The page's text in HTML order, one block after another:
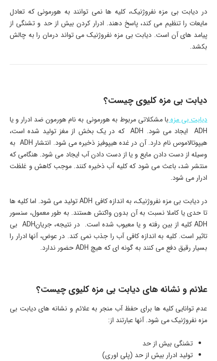
در دیابت بی مزه نفروژنیک، کلیه ها نمی توانند به هورمونی که تعادل
مایعات را تنظیم می کند، پاسخ دهند. ادرار کردن بیش از حد و تشنگی از
پیامد های آن است. دیابت بی مزه نفروژنیک می تواند درمان را به چالش
بکشد.
دیابت بی مزه کلیوی چیست؟
دیابت بی مزهبا مشکلاتی مربوط به هورمونی به نام هورمون ضد ادرار و یا
ADH ایجاد می شود. ADH که در یک بخش از مغز تولید شده است،
هیپوتالاموس نام دارد. آن در غده هیپوفیز ذخیره می شود. انتشار ADH به
وسیله از دست دادن مایع و یا از دست دادن آب ایجاد می شود. هنگامی که
منتشر شد، باعث می شود که کلیه آب ذخیره کنند. موجب کاهش و غلظت
ادرار می شود.
در دیابت بی مزه نفروژنیک، به اندازه کافی ADH تولید می شود. اما کلیه ها
تا حدی یا کاملا نسبت به آن بدون واکنش هستند. به طور معمول، سنسور
ADH کلیه از بین رفته و یا معیوب شده است. در نتیجه، جریانADH بی
تاثیر است. کلیه به اندازه کافی آب را جذب نمی کند. در عوض، آنها ادرار را
بسیار رقیق دفع می کنند به گونه ای که هیچ ADH حضور ندارد.
علائم و نشانه های دیابت بی مزه کلیوی چیست؟
عدم توانایی کلیه ها برای حفظ آب منجر به علائم و نشانه های دیابت بی
مزه نفروژنیک می شود. آنها عبارتند از:
تشنگی بیش از حد
تولید ادرار بیش از حد (پلی اوری)